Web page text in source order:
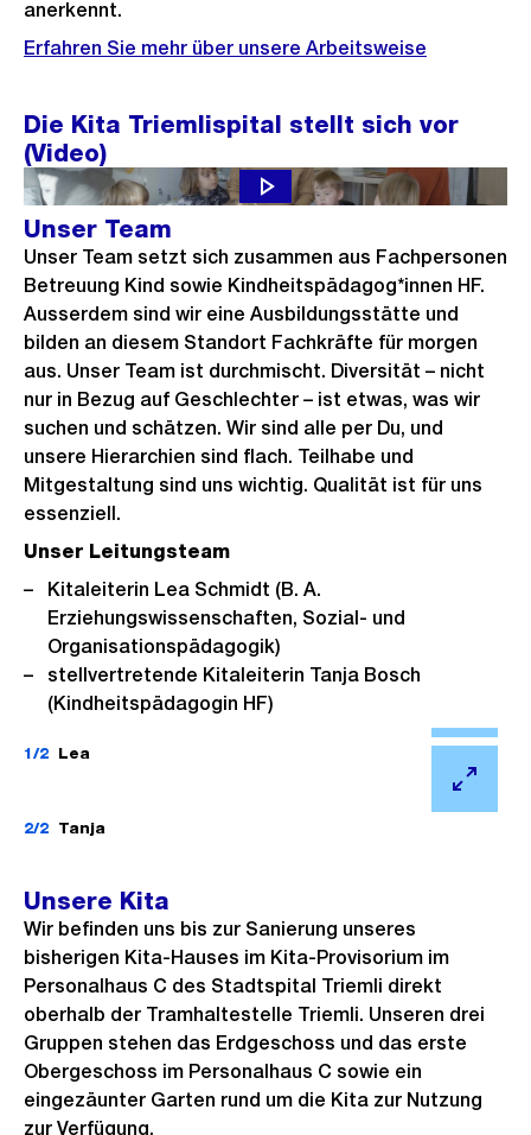
anerkennt.
Erfahren Sie mehr über unsere Arbeitsweise
Die Kita Triemlispital stellt sich vor
(Video)
Unser Team
Unser Team setzt sich zusammen aus Fachpersonen
Betreuung Kind sowie Kindheitspädagog*innen HF.
Ausserdem sind wir eine Ausbildungsstätte und
bilden an diesem Standort Fachkräfte für morgen
aus. Unser Team ist durchmischt. Diversität – nicht
nur in Bezug auf Geschlechter – ist etwas, was wir
suchen und schätzen. Wir sind alle per Du, und
unsere Hierarchien sind flach. Teilhabe und
Mitgestaltung sind uns wichtig. Qualität ist für uns
essenziell.
Unser Leitungsteam
Kitaleiterin Lea Schmidt (B. A.
Erziehungswissenschaften, Sozial- und
Organisationspädagogik)
stellvertretende Kitaleiterin Tanja Bosch
(Kindheitspädagogin HF)
f
f
n
i
r
1/2 Lea
l
n
2/2 Tanja
Unsere Kita
Wir befinden uns bis zur Sanierung unseres
bisherigen Kita-Hauses im Kita-Provisorium im
Personalhaus C des Stadtspital Triemli direkt
oberhalb der Tramhaltestelle Triemli. Unseren drei
Gruppen stehen das Erdgeschoss und das erste
Obergeschoss im Personalhaus C sowie ein
eingezäunter Garten rund um die Kita zur Nutzung
zur Verfügung.